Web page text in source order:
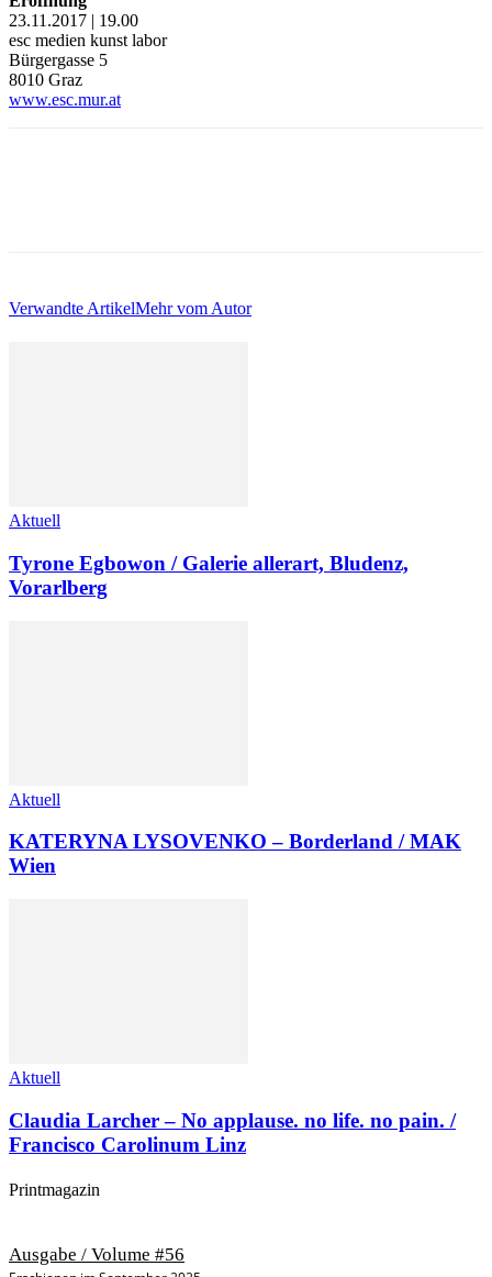
23.11.2017 | 19.00
esc medien kunst labor
Bürgergasse 5
8010 Graz
www.esc.mur.at
Verwandte ArtikelMehr vom Autor
Aktuell
Tyrone Egbowon / Galerie allerart, Bludenz,
Vorarlberg
Aktuell
KATERYNA LYSOVENKO – Borderland / MAK
Wien
Aktuell
Claudia Larcher – No applause. no life. no pain. /
Francisco Carolinum Linz
Printmagazin
Ausgabe / Volume #56